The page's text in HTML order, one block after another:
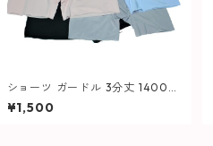
ショーツ ガードル 3分丈 14003
レディース
¥1,500